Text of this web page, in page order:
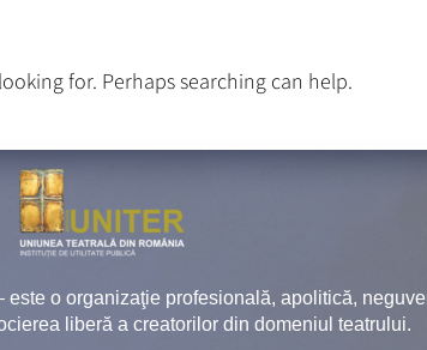
for. Perhaps searching can help.
o organizaţie profesională, apolitică,
liberă a creatorilor din domeniul teatrului.